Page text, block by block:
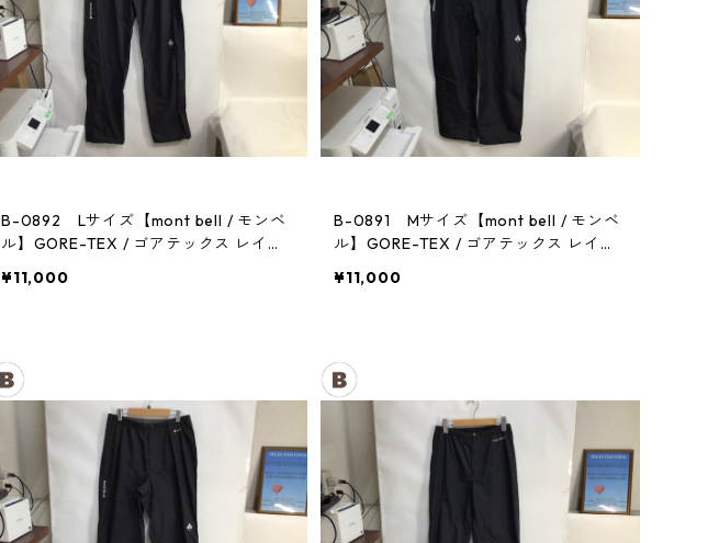
B-0892 Lサイズ【mont bell / モンベ
ル】GORE-TEX / ゴアテックス レイン
¥11,000
B-0891 Mサイズ【mont bell / モンベ
ル】GORE-TEX / ゴアテックス レイン
¥11,000